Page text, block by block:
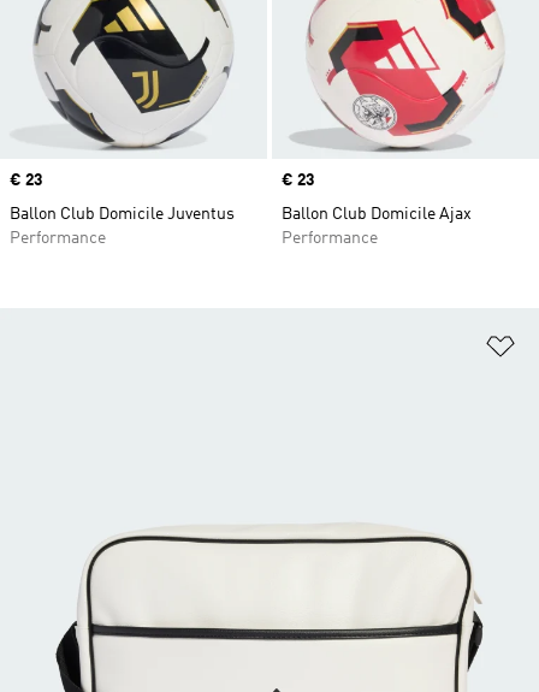
Prix
€ 23
Ballon Club Domicile Juventus
Performance
Prix
€ 23
Ballon Club Domicile Ajax
Performance